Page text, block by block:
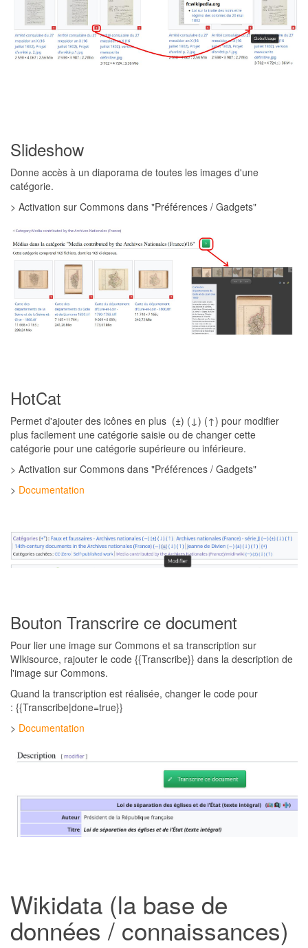
Slideshow
Donne accès à un diaporama de toutes les images d'une
catégorie.
> Activation sur Commons dans "Préférences / Gadgets"
HotCat
Permet d'ajouter des icônes en plus (±) (↓) (↑) pour modifier
plus facilement une catégorie saisie ou de changer cette
catégorie pour une catégorie supérieure ou inférieure.
> Activation sur Commons dans "Préférences / Gadgets"
> Documentation
Bouton Transcrire ce document
Pour lier une image sur Commons et sa transcription sur
WIkisource, rajouter le code {{Transcribe}} dans la description de
l'image sur Commons.
Quand la transcription est réalisée, changer le code pour
: {{Transcribe|done=true}}
> Documentation
Wikidata (la base de
données / connaissances)